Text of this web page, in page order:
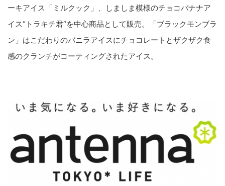
ーキアイス「ミルクック」、しましま模様のチョコバナナア
イス“トラキチ君“を中心商品として販売。「ブラックモンブラ
ン」はこだわりのバニラアイスにチョコレートとザクザク食
感のクランチがコーティングされたアイス。